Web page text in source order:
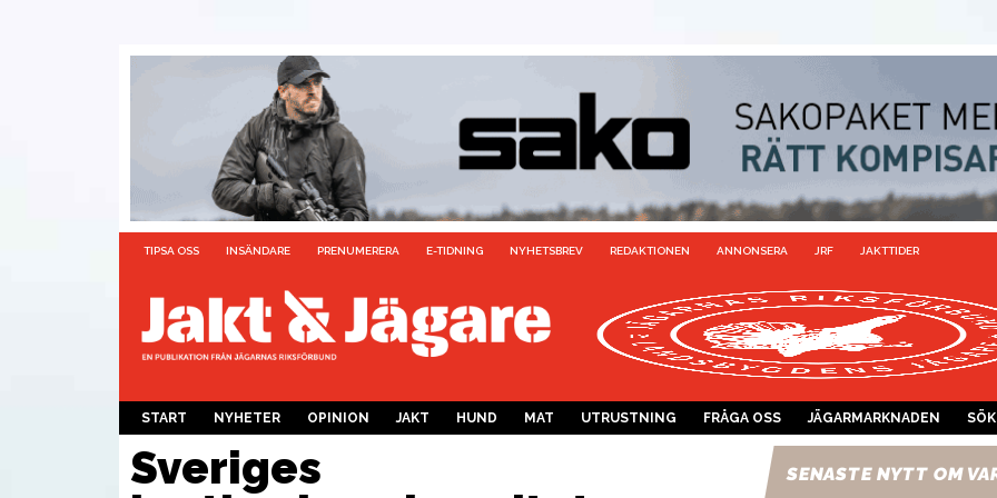
TIPSA OSS INSÄNDARE PRENUMERERA E-TIDNING NYHETSBREV REDAKTIONEN ANNONSERA JRF JAKTTIDER
START NYHETER OPINION JAKT HUND MAT UTRUSTNING FRÅGA OSS JÄGARMARKNADEN SÖK
Sveriges
SENASTE NYTT OM